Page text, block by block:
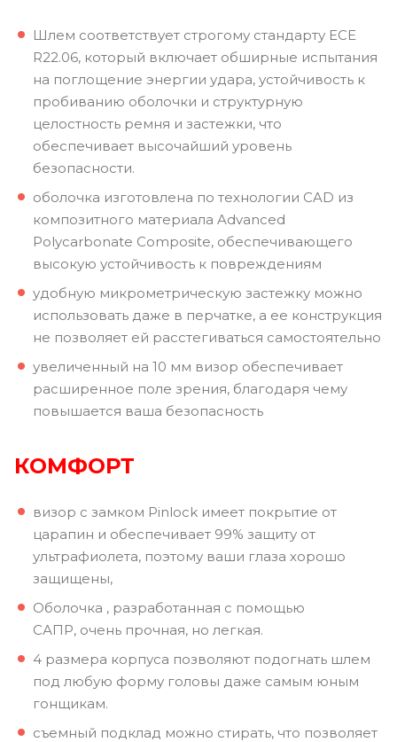
Шлем соответствует строгому стандарту ECE
R22.06, который включает обширные испытания
на поглощение энергии удара, устойчивость к
пробиванию оболочки и структурную
целостность ремня и застежки, что
обеспечивает высочайший уровень
безопасности.
оболочка изготовлена по технологии CAD из
композитного материала Advanced
Polycarbonate Composite, обеспечивающего
высокую устойчивость к повреждениям
удобную микрометрическую застежку можно
использовать даже в перчатке, а ее конструкция
не позволяет ей расстегиваться самостоятельно
увеличенный на 10 мм визор обеспечивает
расширенное поле зрения, благодаря чему
повышается ваша безопасность
КОМФОРТ
визор с замком Pinlock имеет покрытие от
царапин и обеспечивает 99% защиту от
ультрафиолета, поэтому ваши глаза хорошо
защищены,
Оболочка , разработанная с помощью
САПР, очень прочная, но легкая.
4 размера корпуса позволяют подогнать шлем
под любую форму головы даже самым юным
гонщикам.
съемный подклад можно стирать, что позволяет